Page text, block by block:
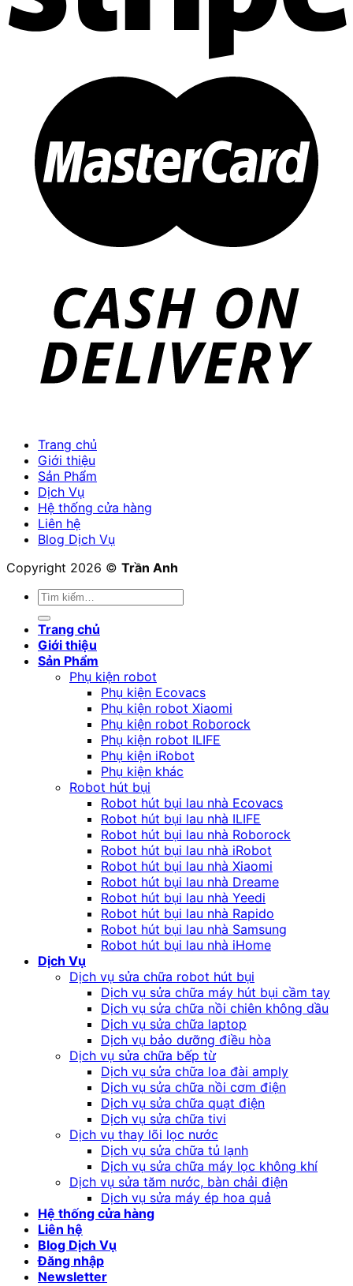
Trang chủ
Giới thiệu
Sản Phẩm
Dịch Vụ
Hệ thống cửa hàng
Liên hệ
Blog Dịch Vụ
Copyright 2026 © Trần Anh
Tìm
Trang chủ
Giới thiệu
Sản Phẩm
Phụ kiện robot
Phụ kiện Ecovacs
Phụ kiện robot Xiaomi
Phụ kiện robot Roborock
Phụ kiện robot ILIFE
Phụ kiện iRobot
Phụ kiện khác
Robot hút bụi
Robot hút bụi lau nhà Ecovacs
Robot hút bụi lau nhà ILIFE
Robot hút bụi lau nhà Roborock
Robot hút bụi lau nhà iRobot
Robot hút bụi lau nhà Xiaomi
Robot hút bụi lau nhà Dreame
Robot hút bụi lau nhà Yeedi
Robot hút bụi lau nhà Rapido
Robot hút bụi lau nhà Samsung
Robot hút bụi lau nhà iHome
Dịch Vụ
Dịch vụ sửa chữa robot hút bụi
Dịch vụ sửa chữa máy hút bụi cầm tay
Dịch vụ sửa chữa nồi chiên không dầu
Dịch vụ sửa chữa laptop
Dịch vụ bảo dưỡng điều hòa
Dịch vụ sửa chữa bếp từ
Dịch vụ sửa chữa loa đài amply
Dịch vụ sửa chữa nồi cơm điện
Dịch vụ sửa chữa quạt điện
Dịch vụ sửa chữa tivi
Dịch vụ thay lõi lọc nước
Dịch vụ sửa chữa tủ lạnh
Dịch vụ sửa chữa máy lọc không khí
Dịch vụ sửa tăm nước, bàn chải điện
Dịch vụ sửa máy ép hoa quả
Hệ thống cửa hàng
Liên hệ
Blog Dịch Vụ
Đăng nhập
Newsletter